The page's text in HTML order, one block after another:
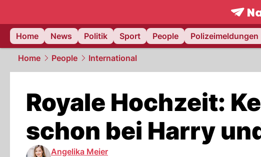
Home
News Politik Sport People Polizeimeldungen
Home People International
Royale Hochzeit:
schon bei Harry
Angelika Meier